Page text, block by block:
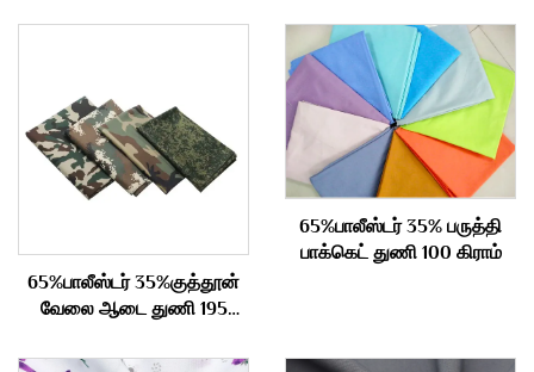
65%பாலீஸ்டர் 35%குத்தூன்
வேலை ஆடை துணி 195
65%பாலீஸ்டர் 35% பருத்தி
பாக்கெட் துணி 100 கிராம்